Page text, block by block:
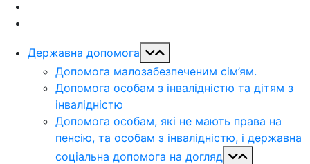
Державна допомога
Допомога малозабезпеченим сім’ям.
Допомога особам з інвалідністю та дітям з
інвалідністю
Допомога особам, які не мають права на
пенсію, та особам з інвалідністю, і державна
соціальна допомога на догляд